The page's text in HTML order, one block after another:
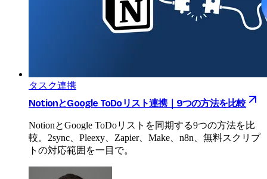
タスク連携
NotionとGoogle ToDoリスト連携｜9つの方法を比較
NotionとGoogle ToDoリストを同期する9つの方法を比
較。2sync、Pleexy、Zapier、Make、n8n、無料スクリプ
トの対応範囲を一目で。